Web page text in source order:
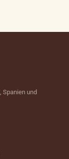
Spanien und